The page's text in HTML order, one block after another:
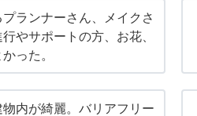
ランナーさん、メイクさ
やサポートの方、お花、
った。
内が綺麗。バリアフリー